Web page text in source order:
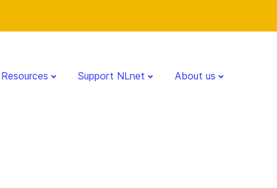
Resources Support NLnet About us